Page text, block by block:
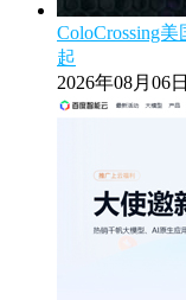
ColoCrossing
起
2026年08月06日